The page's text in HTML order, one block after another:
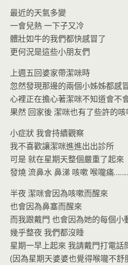
最近的天氣多變
一會兒熱 一下子又冷
體壯如牛的我們都快感冒了
更何況是這些小朋友們
上週五回婆家帶潔咪時
忽然發現那邊的兩個小姊姊都感
心裡正在擔心著潔咪不知道會不
果然 回家後 潔咪也有了些許的咳
小症狀 我會持續觀察
我不喜歡讓潔咪進進出出診所
可是 就在星期天整個嚴重了起來
發燒 流鼻水 鼻涕 咳嗽 喉嚨痛
半夜 潔咪會因為咳嗽而醒來
也會因為鼻塞而醒來
而我跟戴門 也會因為她的每個小
幾乎整夜 我們都沒睡
星期一早上起來 我請戴門打電話
(因為星期天婆婆也覺得喉嚨不舒